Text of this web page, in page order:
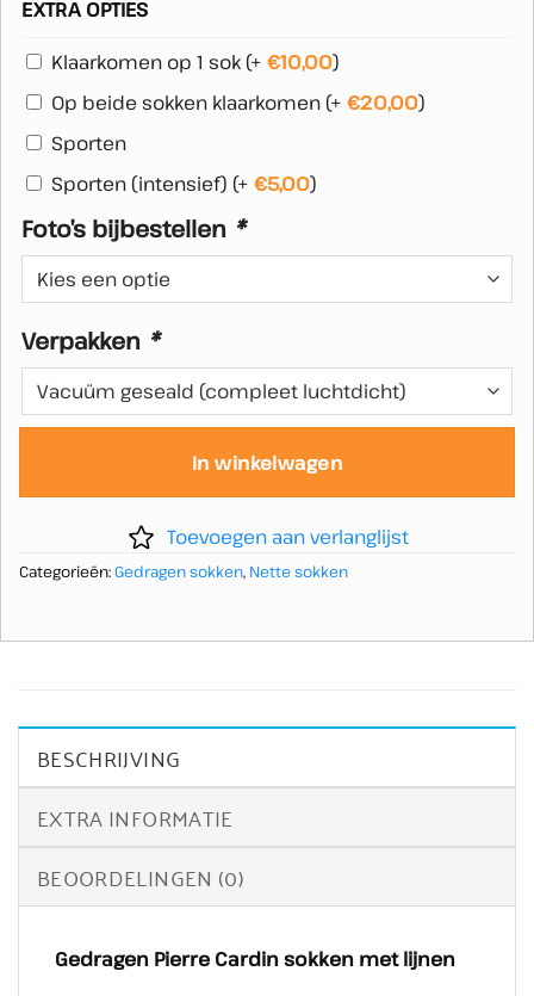
EXTRA OPTIES
Klaarkomen op 1 sok (+ €10,00)
Op beide sokken klaarkomen (+ €20,00)
Sporten
Sporten (intensief) (+ €5,00)
Foto’s bijbestellen *
Verpakken *
In winkelwagen
Toevoegen aan verlanglijst
Categorieën:Gedragen sokken, Nette sokken
BESCHRIJVING
EXTRA INFORMATIE
BEOORDELINGEN (0)
Gedragen Pierre Cardin sokken met lijnen